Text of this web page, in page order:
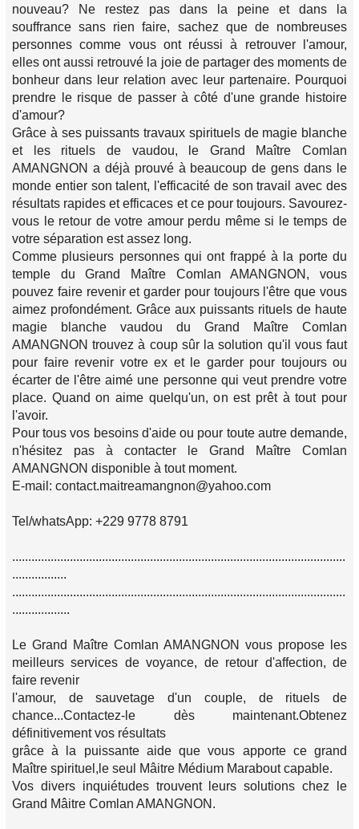
nouveau? Ne restez pas dans la peine et dans la
souffrance sans rien faire, sachez que de nombreuses
personnes comme vous ont réussi à retrouver l'amour,
elles ont aussi retrouvé la joie de partager des moments de
bonheur dans leur relation avec leur partenaire. Pourquoi
prendre le risque de passer à côté d'une grande histoire
d'amour?
Grâce à ses puissants travaux spirituels de magie blanche
et les rituels de vaudou, le Grand Maître Comlan
AMANGNON a déjà prouvé à beaucoup de gens dans le
monde entier son talent, l'efficacité de son travail avec des
résultats rapides et efficaces et ce pour toujours. Savourez-
vous le retour de votre amour perdu même si le temps de
votre séparation est assez long.
Comme plusieurs personnes qui ont frappé à la porte du
temple du Grand Maître Comlan AMANGNON, vous
pouvez faire revenir et garder pour toujours l'être que vous
aimez profondément. Grâce aux puissants rituels de haute
magie blanche vaudou du Grand Maître Comlan
AMANGNON trouvez à coup sûr la solution qu'il vous faut
pour faire revenir votre ex et le garder pour toujours ou
écarter de l'être aimé une personne qui veut prendre votre
place. Quand on aime quelqu'un, on est prêt à tout pour
l'avoir.
Pour tous vos besoins d'aide ou pour toute autre demande,
n'hésitez pas à contacter le Grand Maître Comlan
AMANGNON disponible à tout moment.
E-mail: contact.maitreamangnon@yahoo.com
Tel/whatsApp: +229 9778 8791
........................................................................................................
.................
........................................................................................................
..................
Le Grand Maître Comlan AMANGNON vous propose les
meilleurs services de voyance, de retour d'affection, de
faire revenir
l'amour, de sauvetage d'un couple, de rituels de
chance...Contactez-le dès maintenant.Obtenez
définitivement vos résultats
grâce à la puissante aide que vous apporte ce grand
Maître spirituel,le seul Mâitre Médium Marabout capable.
Vos divers inquiétudes trouvent leurs solutions chez le
Grand Mâitre Comlan AMANGNON.